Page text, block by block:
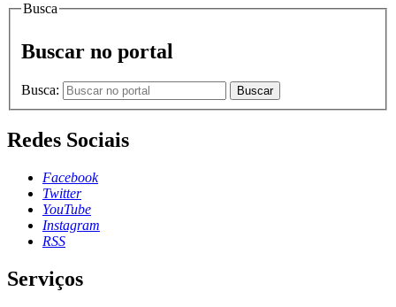
Busca
Buscar no portal
Busca: Buscar
Redes Sociais
Facebook
Twitter
YouTube
Instagram
RSS
Serviços